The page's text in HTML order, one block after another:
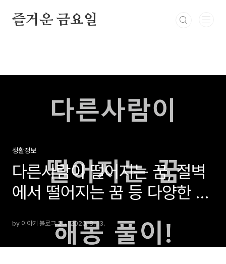
즐거운 금요일
생활정보
다른사람이 떨어지는 꿈, 절벽
에서 떨어지는 꿈 등 다양한 꿈
by 이야기 블로그 2 2020. 8. 13.